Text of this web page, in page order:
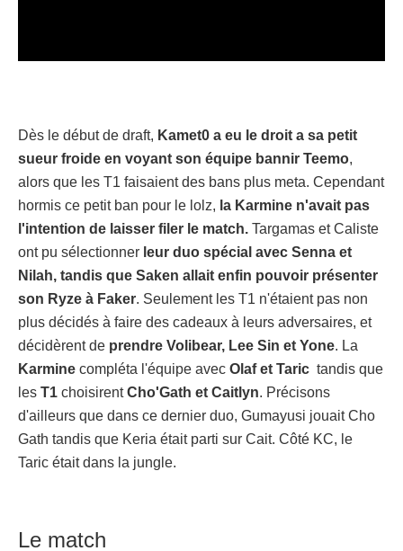
Dès le début de draft, Kamet0 a eu le droit a sa petit
sueur froide en voyant son équipe bannir Teemo,
alors que les T1 faisaient des bans plus meta. Cependant
hormis ce petit ban pour le lolz, la Karmine n'avait pas
l'intention de laisser filer le match. Targamas et Caliste
ont pu sélectionner leur duo spécial avec Senna et
Nilah, tandis que Saken allait enfin pouvoir présenter
son Ryze à Faker. Seulement les T1 n'étaient pas non
plus décidés à faire des cadeaux à leurs adversaires, et
décidèrent de prendre Volibear, Lee Sin et Yone. La
Karmine compléta l'équipe avec Olaf et Taric tandis que
les T1 choisirentCho'Gath et Caitlyn. Précisons
d'ailleurs que dans ce dernier duo, Gumayusi jouait Cho
Gath tandis que Keria était parti sur Cait. Côté KC, le
Taric était dans la jungle.
Le match